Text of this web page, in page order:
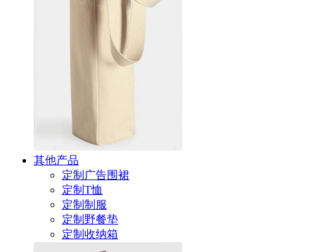
其他产品
定制广告围裙
定制T恤
定制制服
定制野餐垫
定制收纳箱